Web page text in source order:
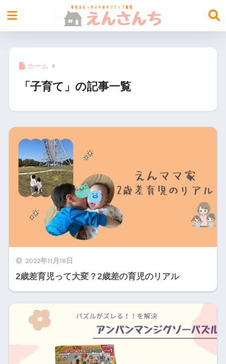
ホーム
「子育て」の記事一覧
2022年11月18日
2歳差育児って大変？2歳差の育児のリアル